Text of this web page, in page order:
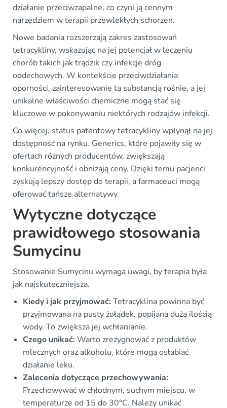
działanie przeciwzapalne, co czyni ją cennym
narzędziem w terapii przewlekłych schorzeń.
Nowe badania rozszerzają zakres zastosowań
tetracykliny, wskazując na jej potencjał w leczeniu
chorób takich jak trądzik czy infekcje dróg
oddechowych. W kontekście przeciwdziałania
oporności, zainteresowanie tą substancją rośnie, a jej
unikalne właściwości chemiczne mogą stać się
kluczowe w pokonywaniu niektórych rodzajów infekcji.
Co więcej, status patentowy tetracykliny wpłynął na jej
dostępność na rynku. Generics, które pojawiły się w
ofertach różnych producentów, zwiększają
konkurencyjność i obniżają ceny. Dzięki temu pacjenci
zyskują lepszy dostęp do terapii, a farmaceuci mogą
oferować tańsze alternatywy.
Wytyczne dotyczące
prawidłowego stosowania
Sumycinu
Stosowanie Sumycinu wymaga uwagi, by terapia była
jak najskuteczniejsza.
Kiedy i jak przyjmować:Tetracyklina powinna być
przyjmowana na pusty żołądek, popijana dużą ilością
wody. To zwiększa jej wchłanianie.
Czego unikać:Warto zrezygnować z produktów
mlecznych oraz alkoholu, które mogą osłabiać
działanie leku.
Zalecenia dotyczące przechowywania:
Przechowywać w chłodnym, suchym miejscu, w
temperaturze od 15 do 30°C. Należy unikać